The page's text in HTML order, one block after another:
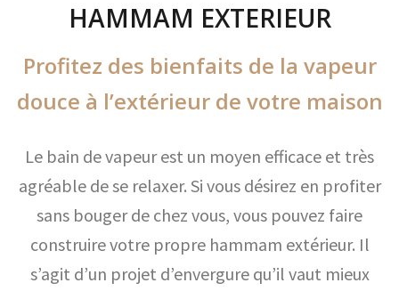
HAMMAM EXTERIEUR
Profitez des bienfaits de la vapeur
douce à l’extérieur de votre maison
Le bain de vapeur est un moyen efficace et très
agréable de se relaxer. Si vous désirez en profiter
sans bouger de chez vous, vous pouvez faire
construire votre propre hammam extérieur. Il
s’agit d’un projet d’envergure qu’il vaut mieux